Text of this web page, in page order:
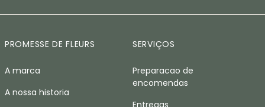
PROMESSE DE FLEURS
A marca
A nossa historia
SERVIÇOS
Preparacao de
encomendas
Entregas